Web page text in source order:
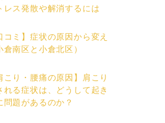
レス発散や解消するには
コミ】症状の原因から変え
南区と小倉北区）
こり・腰痛の原因】肩こり
る症状は、どうして起き
題があるのか？